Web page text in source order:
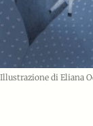
Illustrazione di Eliana